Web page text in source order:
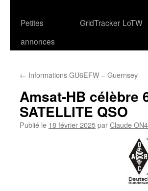
Petites
annonces
GridTracker LoTW
← Informations GU6EFW – Guernsey
Amsat-HB célèbre
SATELLITE QSO
Publié le 18 février 2025parClaude